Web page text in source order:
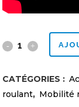
Roue
CATÉGORIES :
roulant, Mobilité